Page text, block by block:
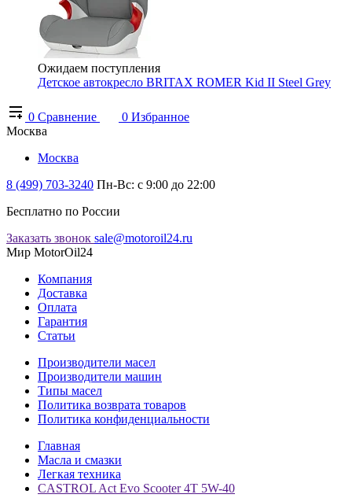
Ожидаем поступления
Детское автокресло BRITAX ROMER Kid II Steel Grey
0 Сравнение 0 Избранное
Москва
Москва
8 (499) 703-3240 Пн-Вс: с 9:00 до 22:00
Бесплатно по России
Заказать звонок sale@motoroil24.ru
Мир MotorOil24
Компания
Доставка
Оплата
Гарантия
Статьи
Производители масел
Производители машин
Типы масел
Политика возврата товаров
Политика конфиденциальности
Главная
Масла и смазки
Легкая техника
CASTROL Act Evo Scooter 4T 5W-40